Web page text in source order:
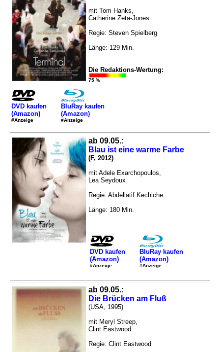
mit Tom Hanks,
Catherine Zeta-Jones
Regie: Steven Spielberg
Länge: 129 Min.
Die Redaktions-Wertung:
75 %
DVD kaufen
(Amazon)
#Anzeige
BluRay kaufen
(Amazon)
#Anzeige
ab 09.05.:
Blau ist eine warme Farbe
(F, 2012)
mit Adele Exarchopoulos,
Lea Seydoux
Regie: Abdellatif Kechiche
Länge: 180 Min.
DVD kaufen
(Amazon)
#Anzeige
BluRay kaufen
(Amazon)
#Anzeige
ab 09.05.:
Die Brücken am Fluß
(USA, 1995)
mit Meryl Streep,
Clint Eastwood
Regie: Clint Eastwood